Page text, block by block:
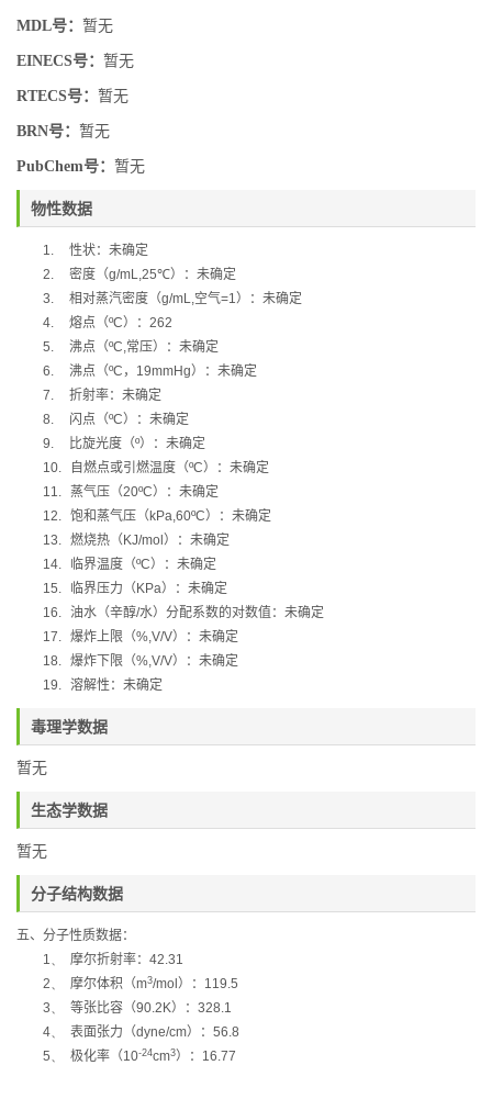
MDL号： 暂无
EINECS号： 暂无
RTECS号： 暂无
BRN号： 暂无
PubChem号： 暂无
物性数据
1.
性状：未确定
2.
密度（g/mL,25℃）：未确定
3.
相对蒸汽密度（g/mL,空气=1）：未确定
4.
熔点（ºC）： 262
5.
沸点（ºC,常压）：未确定
6.
沸点（ºC ， 19mmHg）：未确定
7.
折射率：未确定
8.
闪点（ºC）：未确定
9.
比旋光度（º）：未确定
10.
自燃点或引燃温度（ºC）：未确定
11.
蒸气压（20ºC）：未确定
12. 饱和蒸气压（ kPa,60ºC）：未确定
13. 燃烧热（ KJ/mol ）：未确定
14.
临界温度（ºC）：未确定
15.
临界压力（ KPa）：未确定
16. 油水（辛醇/水）分配系数的对数值：未确定
17. 爆炸上限（%,V/V）：未确定
18. 爆炸下限（%,V/V）：未确定
19. 溶解性：未确定
毒理学数据
暂无
生态学数据
暂无
分子结构数据
五、分子性质数据：
1、
摩尔折射率： 42.31
2、
摩尔体积（m3/mol ）： 119.5
3、
等张比容（90.2K）： 328.1
4、
表面张力（dyne/cm）： 56.8
5、
极化率 （10-24cm3）： 16.77